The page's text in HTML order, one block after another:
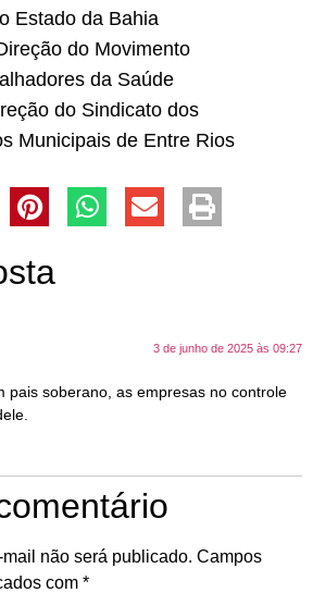
Estado da Bahia
do Movimento
da Saúde
do Sindicato dos
Municipais de Entre Rios
3 de junho de 2025 às 09:27
pais soberano, as empresas no controle
não será publicado. Campos
com *